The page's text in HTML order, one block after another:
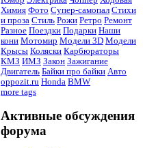
Химия Фото Супер-самопал Стихи
и проза Стиль Рожи Ретро Ремонт
Разное Поездки Подарки Наши
кони Мотомир Модели 3D Модели
Крысы Коляски Карбюраторы
КМЗ ИМЗ Закон Зажигание
Двигатель Байки про байки Авто
oppozit.ru Honda BMW
more tags
Активные обсуждения
форума